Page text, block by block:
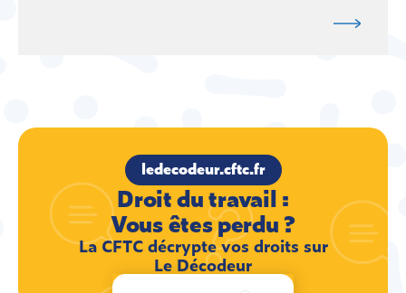
ledecodeur.cftc.fr
Droit du travail :
Vous êtes perdu ?
La CFTC décrypte vos droits sur
Le Décodeur